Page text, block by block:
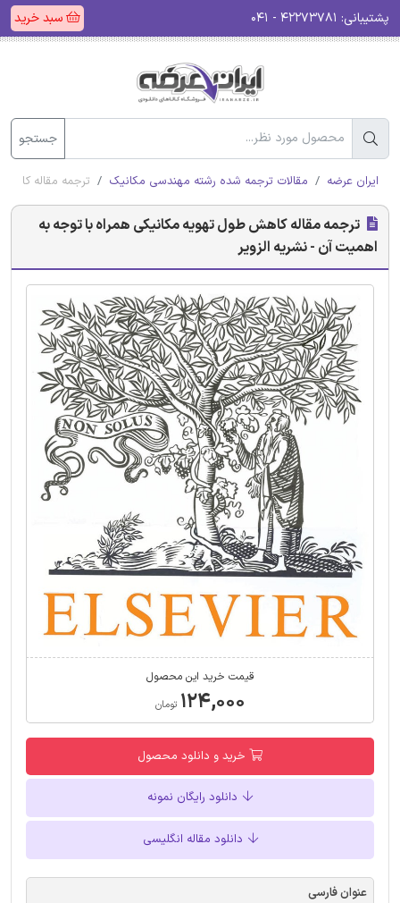
پشتیبانی: سبد خرید
جستجو
ایران عرضه مقالات ترجمه شده رشته مهندسی مکانیک ترجمه مقاله
ترجمه مقاله کاهش طول تهویه مکانیکی همراه با توجه به
اهمیت آن - نشریه الزویر
قیمت خرید این محصول
۱۲۴,۰۰۰ تومان
خرید و دانلود محصول
دانلود رایگان نمونه
دانلود مقاله انگلیسی
عنوان فارسی